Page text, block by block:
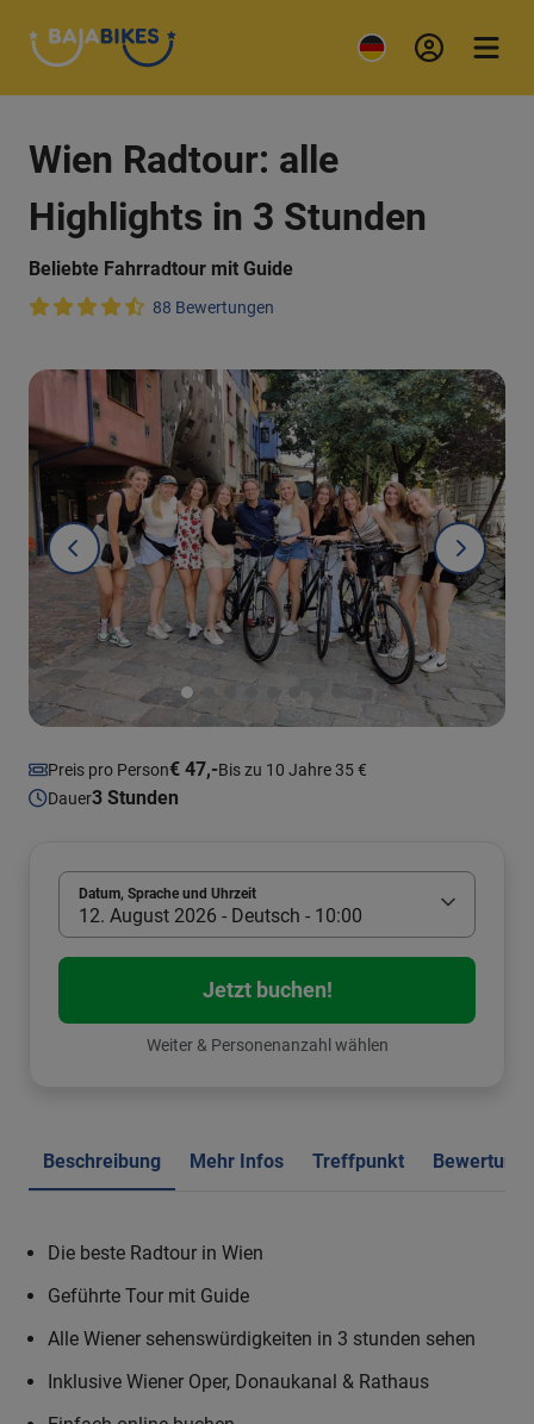
Wien Radtour: alle
Highlights in 3 Stunden
Beliebte Fahrradtour mit Guide
88 Bewertungen
Preis pro Person€ 47,-Bis zu 10 Jahre 35 €
Dauer3 Stunden
Datum, Sprache und Uhrzeit
12. August 2026 - Deutsch - 10:00
Jetzt buchen!
Weiter & Personenanzahl wählen
Beschreibung Mehr Infos Treffpunkt
Die beste Radtour in Wien
Geführte Tour mit Guide
Alle Wiener sehenswürdigkeiten in 3 stunden sehen
Inklusive Wiener Oper, Donaukanal & Rathaus